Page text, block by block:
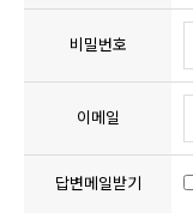
비밀번호
이메일
답변메일받기